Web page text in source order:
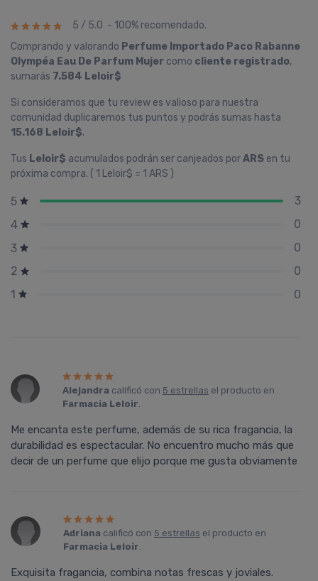
5 / 5.0 - 100% recomendado.
Comprando y valorando Perfume Importado Paco Rabanne
Olympéa Eau De Parfum Mujer como cliente registrado,
sumarás 7.584 Leloir$
Si consideramos que tu review es valioso para nuestra
comunidad duplicaremos tus puntos y podrás sumas hasta
15.168 Leloir$.
Tus Leloir$ acumulados podrán ser canjeados porARS en tu
próxima compra. ( 1 Leloir$ = 1 ARS )
5
3
4
0
3
0
2
0
1
0
Alejandra calificó con 5 estrellas el producto en
Farmacia Leloir.
Me encanta este perfume, además de su rica fragancia, la
durabilidad es espectacular. No encuentro mucho más que
decir de un perfume que elijo porque me gusta obviamente
Adriana calificó con 5 estrellas el producto en
Farmacia Leloir.
Exquisita fragancia, combina notas frescas y joviales.